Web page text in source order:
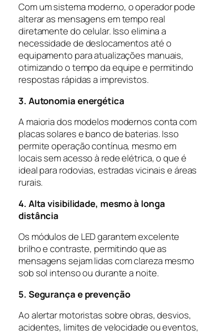
Com um sistema moderno, o operador pode
alterar as mensagens em tempo real
diretamente do celular. Isso elimina a
necessidade de deslocamentos até o
equipamento para atualizações manuais,
otimizando o tempo da equipe e permitindo
respostas rápidas a imprevistos.
3. Autonomia energética
A maioria dos modelos modernos conta com
placas solares e banco de baterias. Isso
permite operação contínua, mesmo em
locais sem acesso à rede elétrica, o que é
ideal para rodovias, estradas vicinais e áreas
rurais.
4. Alta visibilidade, mesmo à longa
distância
Os módulos de LED garantem excelente
brilho e contraste, permitindo que as
mensagens sejam lidas com clareza mesmo
sob sol intenso ou durante a noite.
5. Segurança e prevenção
Ao alertar motoristas sobre obras, desvios,
acidentes, limites de velocidade ou eventos,